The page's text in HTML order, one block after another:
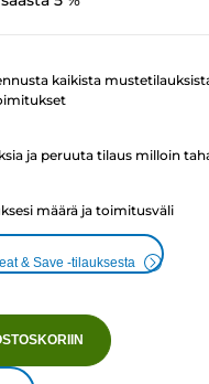
kaikista
ja peruuta tilaus milloin
määrä ja toimitusväli
& Save -tilauksesta